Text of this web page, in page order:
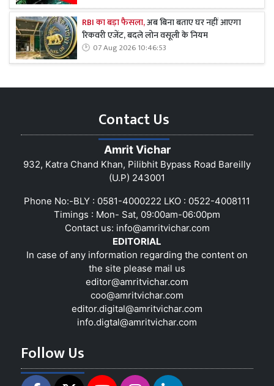
RBI का बड़ा फैसला,अब बिना बताए घर नहीं आएगा
रिकवरी एजेंट, बदले लोन वसूली के नियम
07 Aug 2026 10:46:53
Contact Us
Amrit Vichar
932, Katra Chand Khan, Pilibhit Bypass Road Bareilly
(U.P) 243001
Phone No:-BLY : 0581-4000222 LKO : 0522-4008111
Timings : Mon- Sat, 09:00am-06:00pm
Contact us: info@amritvichar.com
EDITORIAL
In case of any information regarding the content on
the site please mail us
editor@amritvichar.com
coo@amritvichar.com
editor.digital@amritvichar.com
info.digtal@amritvichar.com
Follow Us